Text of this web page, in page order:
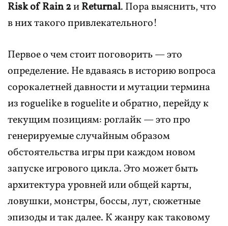
Risk of Rain 2иReturnal. Пора выяснить, что
в них такого привлекательного!
Первое о чем стоит поговорить — это
определение. Не вдаваясь в историю вопроса
сорокалетней давности и мутации термина
из roguelike в roguelite и обратно, перейду к
текущим позициям: роглайк — это про
генерируемые случайным образом
обстоятельства игры при каждом новом
запуске игрового цикла. Это может быть
архитектура уровней или общей карты,
ловушки, монстры, боссы, лут, сюжетные
эпизоды и так далее. К жанру как таковому